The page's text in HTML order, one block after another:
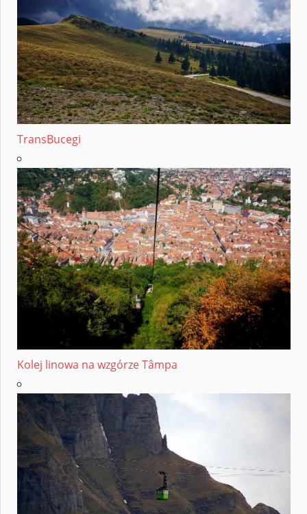
TransBucegi
Kolej linowa na wzgórze Tâmpa